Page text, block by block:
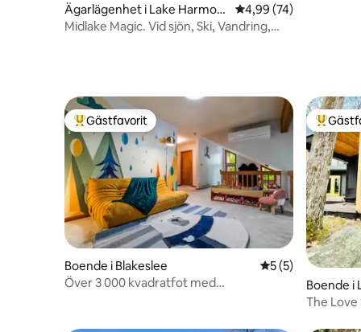
Ägarlägenhet i Lake Harmon
y
4,99 av 5 i
4,99 (74)
Midlake Magic. Vid sjön, Ski, Vandring,
Populär gästfavorit
Gästfavorit
Boende i Blakeslee 5 av 5 i
5 (5)
Över 3 000 kvadratfot med
Boende i
The